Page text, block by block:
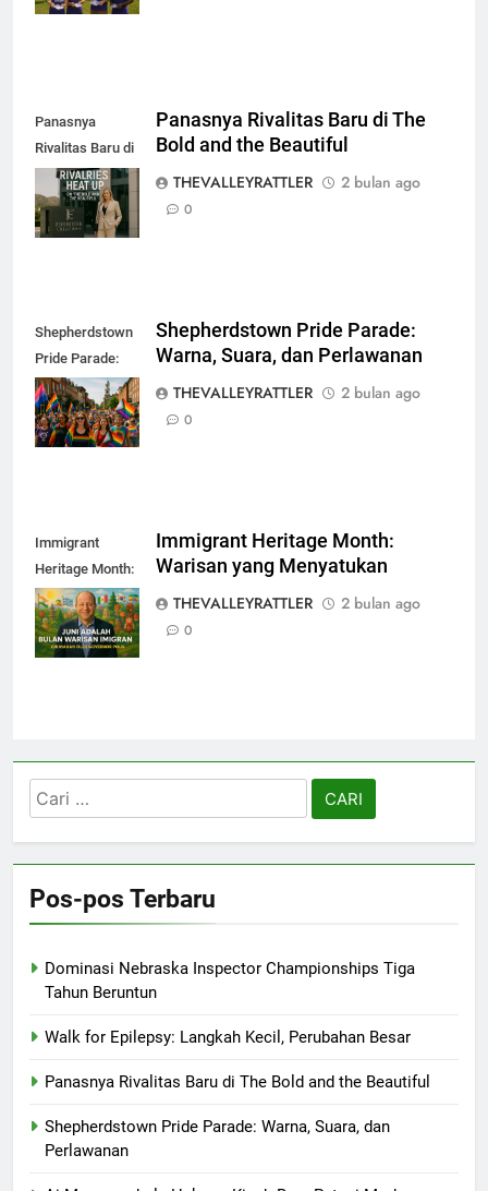
Panasnya
Rivalitas Baru di
The Bold and the
Beautiful
Panasnya Rivalitas Baru di The
Bold and the Beautiful
THEVALLEYRATTLER
2 bulan ago
0
Shepherdstown
Pride Parade:
Warna, Suara,
dan Perlawanan
Shepherdstown Pride Parade:
Warna, Suara, dan Perlawanan
THEVALLEYRATTLER
2 bulan ago
0
Immigrant
Heritage Month:
Warisan yang
Menyatukan
Immigrant Heritage Month:
Warisan yang Menyatukan
THEVALLEYRATTLER
2 bulan ago
0
Cari
untuk:
Pos-pos Terbaru
Dominasi Nebraska Inspector Championships Tiga
Tahun Beruntun
Walk for Epilepsy: Langkah Kecil, Perubahan Besar
Panasnya Rivalitas Baru di The Bold and the Beautiful
Shepherdstown Pride Parade: Warna, Suara, dan
Perlawanan